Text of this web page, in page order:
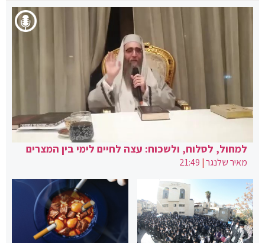
למחול, לסלוח, ולשכוח: עצה לחיים לימי בין המצרים
מאיר שלנגר|
21:49